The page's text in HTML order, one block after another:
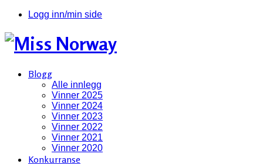
Logg inn/min side
Blogg
Alle innlegg
Vinner 2025
Vinner 2024
Vinner 2023
Vinner 2022
Vinner 2021
Vinner 2020
Konkurranse